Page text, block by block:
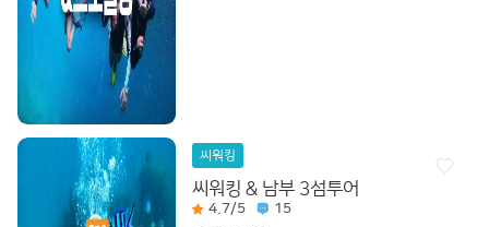
씨워킹
씨워킹 & 남부 3섬투어
4.7/5 15